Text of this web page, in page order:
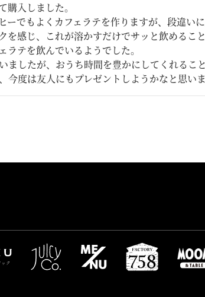
購入しました。
ーでもよくカフェラテを作りますが、段違いに
を感じ、これが溶かすだけでサッと飲めること
ラテを飲んでいるようでした。
ましたが、おうち時間を豊かにしてくれるこ
今度は友人にもプレゼントしようかなと思いま